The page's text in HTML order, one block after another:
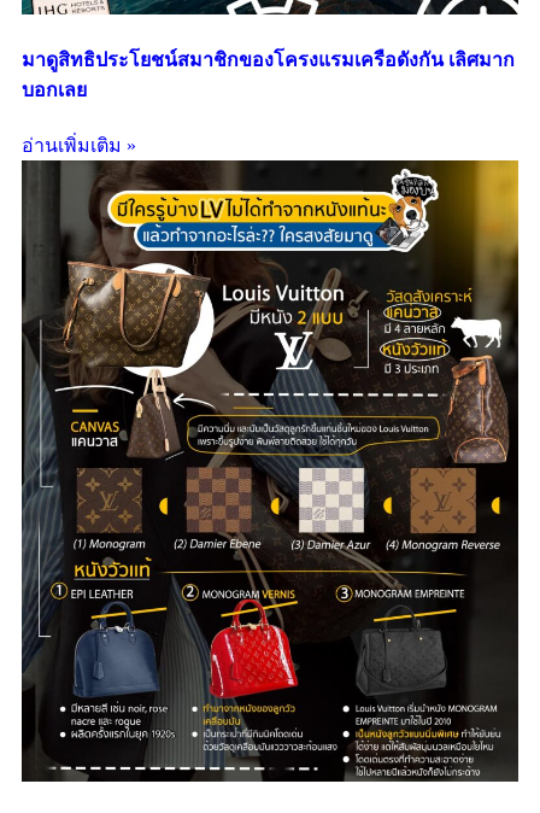
มาดูสิทธิประโยชน์สมาชิกของโครงแรมเครือดังกัน เลิศมาก
บอกเลย
อ่านเพิ่มเติม »